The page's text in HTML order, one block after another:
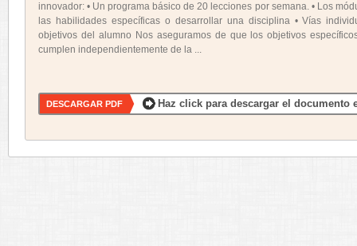
innovador: • Un programa básico de 20 lecciones por semana. • Los
las habilidades específicas o desarrollar una disciplina • Vías
objetivos del alumno Nos aseguramos de que los objetivos
cumplen independientemente de la ...
DESCARGAR PDF Haz click para descargar el documento